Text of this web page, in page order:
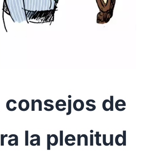
consejos de
la plenitud